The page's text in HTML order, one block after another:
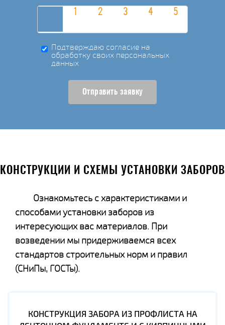
Подтверждаю согласие на
обработку своих персональных
данных
Отправить заявку
КОНСТРУКЦИИ И СХЕМЫ УСТАНОВКИ ЗАБОРОВ
Ознакомьтесь с характеристиками и
способами установки заборов из
интересующих вас материалов. При
возведении мы придерживаемся всех
стандартов строительных норм и правил
(СНиПы, ГОСТы).
КОНСТРУКЦИЯ ЗАБОРА ИЗ ПРОФЛИСТА НА